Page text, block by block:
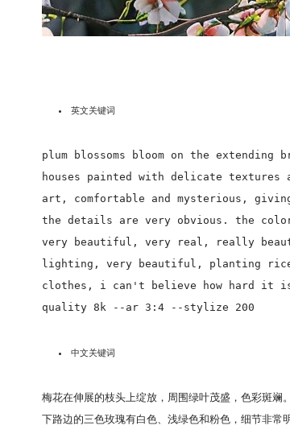
英文关键词
plum blossoms bloom on the
houses painted with delicate
art, comfortable and mysterious,
the details are very obvious. the
very beautiful, very real, really
lighting, very beautiful, planting
clothes, i can't believe how hard it
quality 8k --ar 3:4 --stylize 200
中文关键词
梅花在伸展的枝头上绽放，周围绿叶茂盛，色彩斑
下路边的三色玫瑰有白色、浅绿色和粉色，细节非